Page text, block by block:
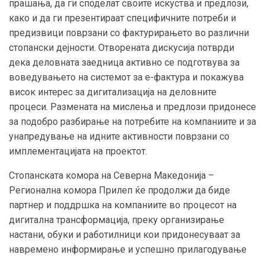
прашања, да ги споделат своите искуства и предлози,
како и да ги презентираат специфичните потреби и
предизвици поврзани со фактурирањето во различни
стопански дејности. Отворената дискусија потврди
дека деловната заедница активно се подготвува за
воведувањето на системот за е-фактура и покажува
висок интерес за дигитализација на деловните
процеси. Размената на мислења и предлози придонесе
за подобро разбирање на потребите на компаниите и за
унапредување на идните активности поврзани со
имплементацијата на проектот.
Стопанската комора на Северна Македонија –
Регионална комора Прилеп ќе продолжи да биде
партнер и поддршка на компаниите во процесот на
дигитална трансформација, преку организирање
настани, обуки и работилници кои придонесуваат за
навремено информирање и успешно прилагодување